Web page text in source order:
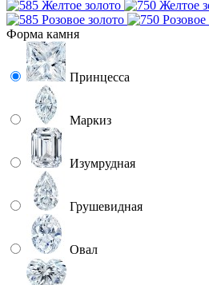
Форма камня
Принцесса
Маркиз
Изумрудная
Грушевидная
Овал